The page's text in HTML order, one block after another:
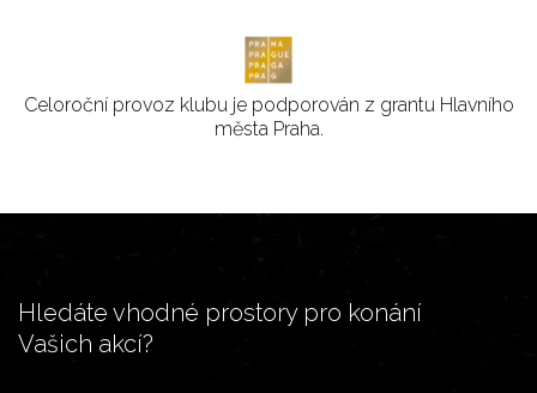
Celoroční provoz klubu je podporován z grantu Hlavního
města Praha.
Hledáte vhodné prostory pro konání
Vašich akcí?